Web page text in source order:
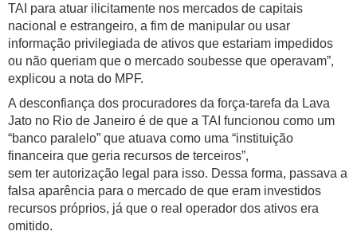
TAI para atuar ilicitamente nos mercados de capitais
nacional e estrangeiro, a fim de manipular ou usar
informação privilegiada de ativos que estariam impedidos
ou não queriam que o mercado soubesse que operavam”,
explicou a nota do MPF.
A desconfiança dos procuradores da força-tarefa da Lava
Jato no Rio de Janeiro é de que a TAI funcionou como um
“banco paralelo” que atuava como uma “instituição
financeira que geria recursos de terceiros”,
sem ter autorização legal para isso. Dessa forma, passava a
falsa aparência para o mercado de que eram investidos
recursos próprios, já que o real operador dos ativos era
omitido.